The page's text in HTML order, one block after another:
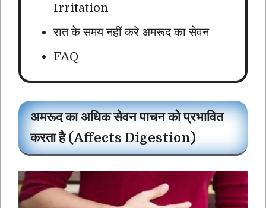
Irritation
रात के समय नहीं करे अमरूद का सेवन
FAQ
अमरूद का अधिक सेवन पाचन को प्रभावित
करता है (Affects Digestion)